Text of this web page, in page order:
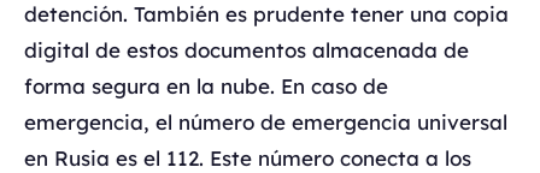
detención. También es prudente tener una copia
digital de estos documentos almacenada de
forma segura en la nube. En caso de
emergencia, el número de emergencia universal
en Rusia es el 112. Este número conecta a los